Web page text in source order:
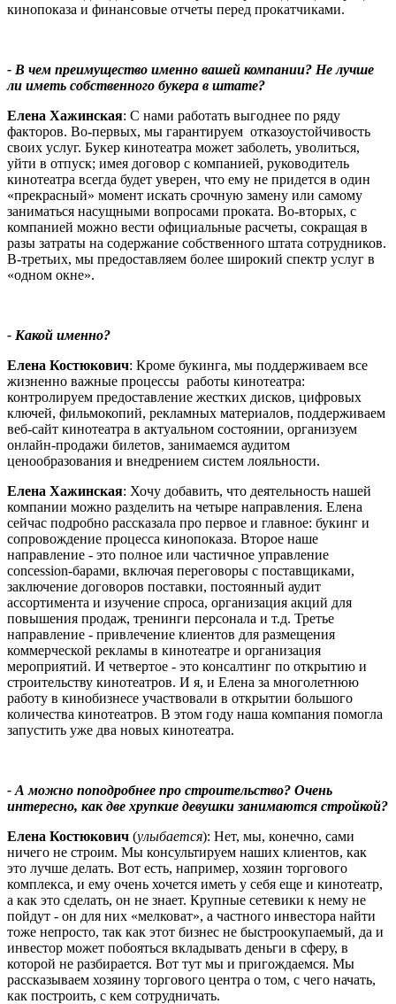
кинопоказа и финансовые отчеты перед прокатчиками.
- В чем преимущество именно вашей компании? Не лучше
ли иметь собственного букера в штате?
Елена Хажинская: С нами работать выгоднее по ряду
факторов. Во-первых, мы гарантируем отказоустойчивость
своих услуг. Букер кинотеатра может заболеть, уволиться,
уйти в отпуск; имея договор с компанией, руководитель
кинотеатра всегда будет уверен, что ему не придется в один
«прекрасный» момент искать срочную замену или самому
заниматься насущными вопросами проката. Во-вторых, с
компанией можно вести официальные расчеты, сокращая в
разы затраты на содержание собственного штата сотрудников.
В-третьих, мы предоставляем более широкий спектр услуг в
«одном окне».
- Какой именно?
Елена Костюкович: Кроме букинга, мы поддерживаем все
жизненно важные процессы работы кинотеатра:
контролируем предоставление жестких дисков, цифровых
ключей, фильмокопий, рекламных материалов, поддерживаем
веб-сайт кинотеатра в актуальном состоянии, организуем
онлайн-продажи билетов, занимаемся аудитом
ценообразования и внедрением систем лояльности.
Елена Хажинская: Хочу добавить, что деятельность нашей
компании можно разделить на четыре направления. Елена
сейчас подробно рассказала про первое и главное: букинг и
сопровождение процесса кинопоказа. Второе наше
направление - это полное или частичное управление
concession-барами, включая переговоры с поставщиками,
заключение договоров поставки, постоянный аудит
ассортимента и изучение спроса, организация акций для
повышения продаж, тренинги персонала и т.д. Третье
направление - привлечение клиентов для размещения
коммерческой рекламы в кинотеатре и организация
мероприятий. И четвертое - это консалтинг по открытию и
строительству кинотеатров. И я, и Елена за многолетнюю
работу в кинобизнесе участвовали в открытии большого
количества кинотеатров. В этом году наша компания помогла
запустить уже два новых кинотеатра.
- А можно поподробнее про строительство? Очень
интересно, как две хрупкие девушки занимаются стройкой?
Елена Костюкович (улыбается): Нет, мы, конечно, сами
ничего не строим. Мы консультируем наших клиентов, как
это лучше делать. Вот есть, например, хозяин торгового
комплекса, и ему очень хочется иметь у себя еще и кинотеатр,
а как это сделать, он не знает. Крупные сетевики к нему не
пойдут - он для них «мелковат», а частного инвестора найти
тоже непросто, так как этот бизнес не быстроокупаемый, да и
инвестор может побояться вкладывать деньги в сферу, в
которой не разбирается. Вот тут мы и пригождаемся. Мы
рассказываем хозяину торгового центра о том, с чего начать,
как построить, с кем сотрудничать.